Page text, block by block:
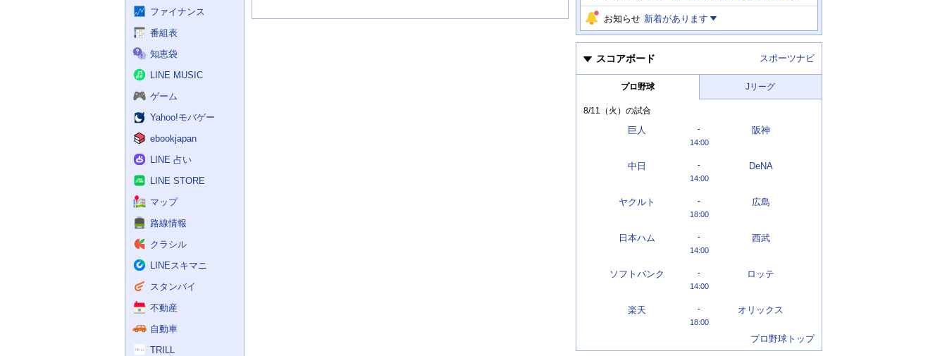
ファイナンス
番組表
知恵袋
LINE MUSIC
ゲーム
Yahoo!モバゲー
ebookjapan
LINE 占い
LINE STORE
マップ
路線情報
クラシル
LINEスキマニ
スタンバイ
不動産
自動車
TRILL
お知らせ 新着があります
スコアボード スポーツナビ
プロ野球 Jリーグ
8/11（火） の試合
巨人 阪神
14:00
-
中日 DeNA
14:00
-
ヤクルト 広島
18:00
-
日本ハム 西武
14:00
-
ソフトバンク ロッテ
14:00
-
楽天 オリックス
18:00
-
プロ野球トップ